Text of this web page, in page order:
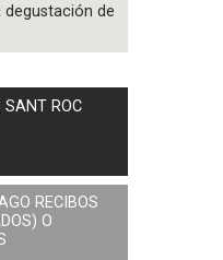
degustación de
SANT ROC
RECIBOS
O